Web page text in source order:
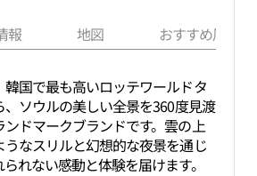
報 地図 おすすめ周辺
韓国で最も高いロッテワールドタ
、ソウルの美しい全景を360度見渡
ドマークブランドです。雲の上
なスリルと幻想的な夜景を通じ
れない感動と体験を届けます。